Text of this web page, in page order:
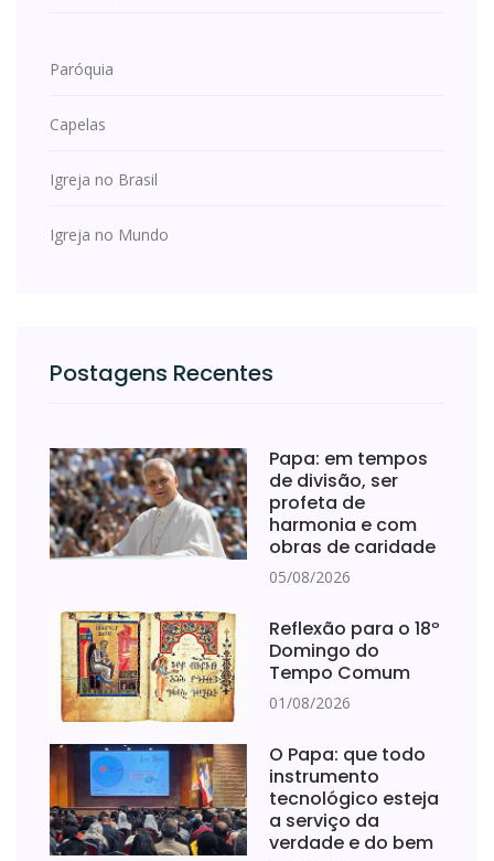
Paróquia
Capelas
Igreja no Brasil
Igreja no Mundo
Postagens Recentes
Papa: em tempos
de divisão, ser
profeta de
harmonia e com
obras de caridade
05/08/2026
Reflexão para o 18º
Domingo do
Tempo Comum
01/08/2026
O Papa: que todo
instrumento
tecnológico esteja
a serviço da
verdade e do bem